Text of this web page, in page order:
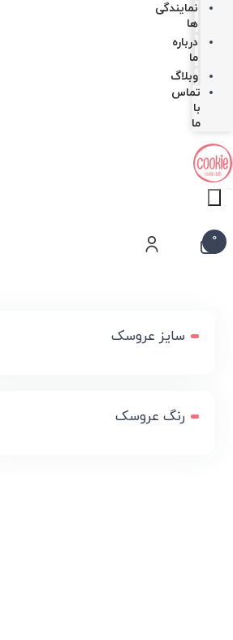
نمایندگی
ها
درباره
ما
وبلاگ
تماس
با
ما
Products
search
0
سایز عروسک
رنگ عروسک